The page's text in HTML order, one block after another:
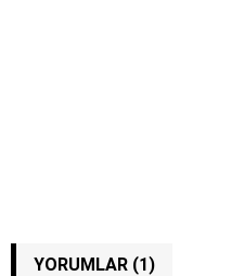
YORUMLAR (1)